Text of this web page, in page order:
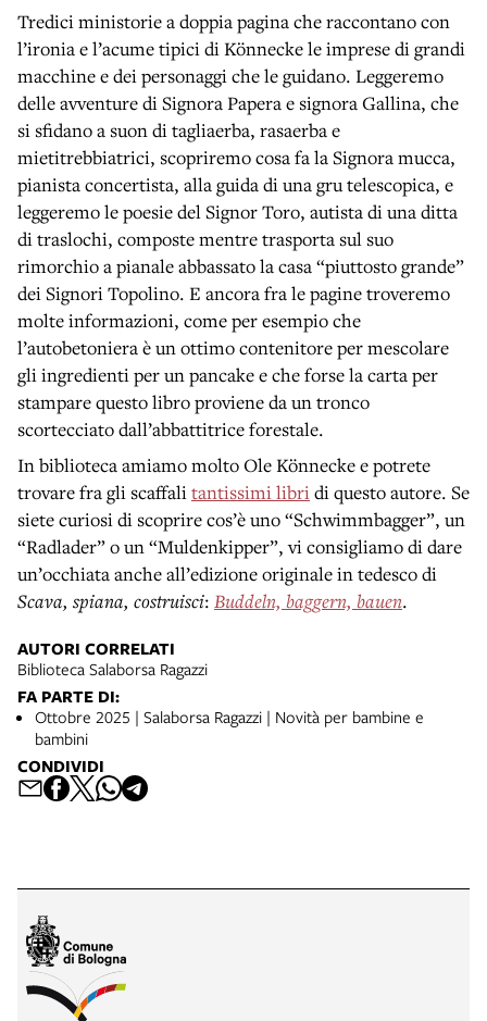
Tredici ministorie a doppia pagina che raccontano con
l’ironia e l’acume tipici di Könnecke le imprese di grandi
macchine e dei personaggi che le guidano. Leggeremo
delle avventure di Signora Papera e signora Gallina, che
si sfidano a suon di tagliaerba, rasaerba e
mietitrebbiatrici, scopriremo cosa fa la Signora mucca,
pianista concertista, alla guida di una gru telescopica, e
leggeremo le poesie del Signor Toro, autista di una ditta
di traslochi, composte mentre trasporta sul suo
rimorchio a pianale abbassato la casa “piuttosto grande”
dei Signori Topolino. E ancora fra le pagine troveremo
molte informazioni, come per esempio che
l’autobetoniera è un ottimo contenitore per mescolare
gli ingredienti per un pancake e che forse la carta per
stampare questo libro proviene da un tronco
scortecciato dall’abbattitrice forestale.
In biblioteca amiamo molto Ole Könnecke e potrete
trovare fra gli scaffalitantissimi libridi questo autore. Se
siete curiosi di scoprire cos’è uno “Schwimmbagger”, un
“Radlader” o un “Muldenkipper”, vi consigliamo di dare
un’occhiata anche all’edizione originale in tedesco di
Scava, spiana, costruisci: Buddeln, baggern, bauen.
AUTORI CORRELATI
Biblioteca Salaborsa Ragazzi
FA PARTE DI:
Ottobre 2025 | Salaborsa Ragazzi | Novità per bambine e
bambini
CONDIVIDI